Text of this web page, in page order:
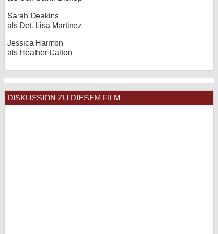
Sarah Deakins
als Det. Lisa Martinez
Jessica Harmon
als Heather Dalton
DISKUSSION ZU DIESEM FILM